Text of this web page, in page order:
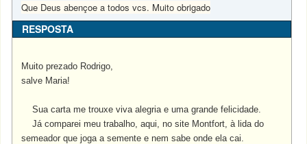
Que Deus abençoe a todos vcs. Muito obrigado
RESPOSTA
Muito prezado Rodrigo,
salve Maria!
Sua carta me trouxe viva alegria e uma grande felicidade.
Já comparei meu trabalho, aqui, no site Montfort, à lida do
semeador que joga a semente e nem sabe onde ela cai.